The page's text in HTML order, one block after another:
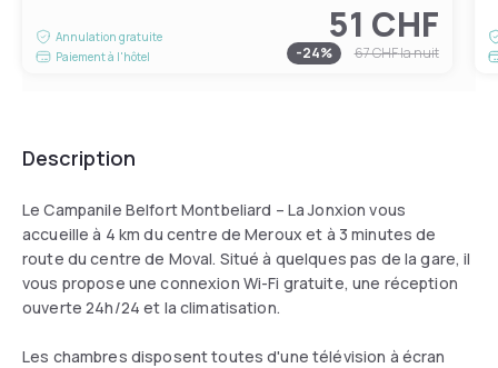
Annulation gratuite
Paiement à l'hôtel
51 CHF
-24% 67 CHFla nuit
Description
Le Campanile Belfort Montbeliard – La Jonxion vous
accueille à 4 km du centre de Meroux et à 3 minutes de
route du centre de Moval. Situé à quelques pas de la gare, il
vous propose une connexion Wi-Fi gratuite, une réception
ouverte 24h/24 et la climatisation.
Les chambres disposent toutes d'une télévision à écran